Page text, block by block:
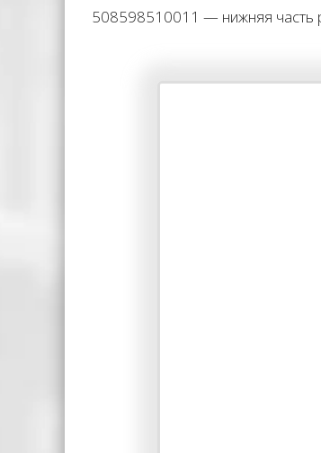
508598510011 — нижняя часть